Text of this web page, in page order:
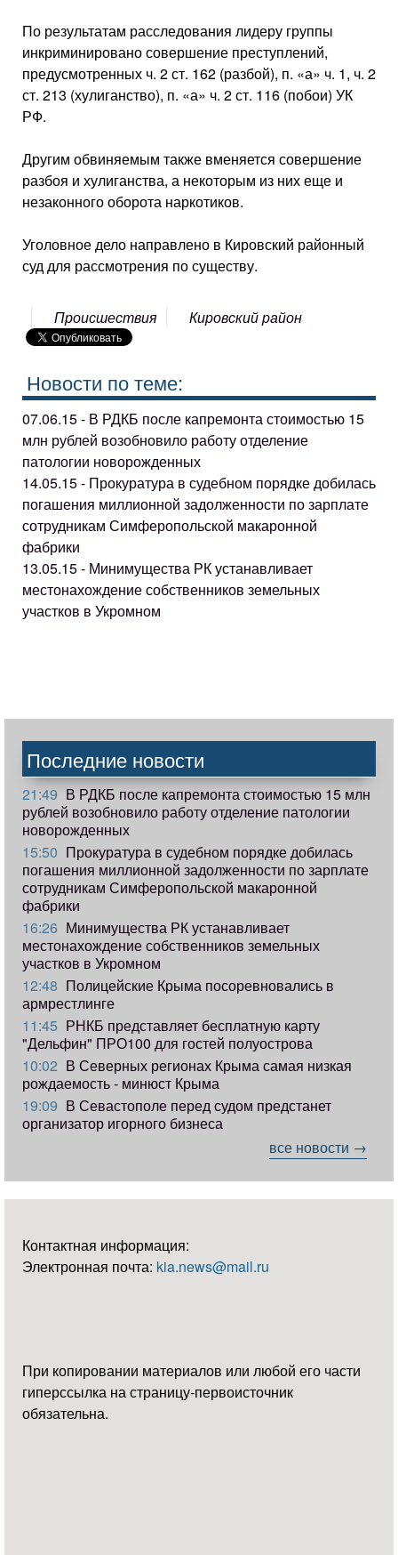
По результатам расследования лидеру группы
инкриминировано совершение преступлений,
предусмотренных ч. 2 ст. 162 (разбой), п. «а» ч. 1, ч. 2
ст. 213 (хулиганство), п. «а» ч. 2 ст. 116 (побои) УК
РФ.
Другим обвиняемым также вменяется совершение
разбоя и хулиганства, а некоторым из них еще и
незаконного оборота наркотиков.
Уголовное дело направлено в Кировский районный
суд для рассмотрения по существу.
Происшествия Кировский район
Новости по теме:
07.06.15 - В РДКБ после капремонта стоимостью 15
млн рублей возобновило работу отделение
патологии новорожденных
14.05.15 - Прокуратура в судебном порядке добилась
погашения миллионной задолженности по зарплате
сотрудникам Симферопольской макаронной
фабрики
13.05.15 - Минимущества РК устанавливает
местонахождение собственников земельных
участков в Укромном
Последние новости
21:49 В РДКБ после капремонта стоимостью 15 млн
рублей возобновило работу отделение патологии
новорожденных
15:50 Прокуратура в судебном порядке добилась
погашения миллионной задолженности по зарплате
сотрудникам Симферопольской макаронной
фабрики
16:26 Минимущества РК устанавливает
местонахождение собственников земельных
участков в Укромном
12:48 Полицейские Крыма посоревновались в
армрестлинге
11:45 РНКБ представляет бесплатную карту
"Дельфин" ПРО100 для гостей полуострова
10:02 В Северных регионах Крыма самая низкая
рождаемость - минюст Крыма
19:09 В Севастополе перед судом предстанет
организатор игорного бизнеса
все новости →
Контактная информация:
Электронная почта: kia.news@mail.ru
При копировании материалов или любой его части
гиперссылка на страницу-первоисточник
обязательна.